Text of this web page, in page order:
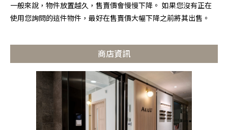
一般來說，物件放置越久，售賣價會慢慢下降。 如果您沒有正在
使用您詢問的這件物件，最好在售賣價大幅下降之前將其出售。
商店資訊